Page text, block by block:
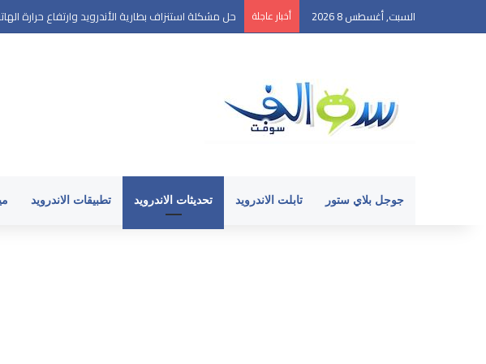
السبت, أغسطس 8 2026 أخبار عاجلة حل مشكلة استنزاف بطارية الأندرويد وارتفاع حرارة الهاتف
جوجل بلاي ستور تابلت الاندرويد تحديثات الاندرويد تطبيقات الاندرويد